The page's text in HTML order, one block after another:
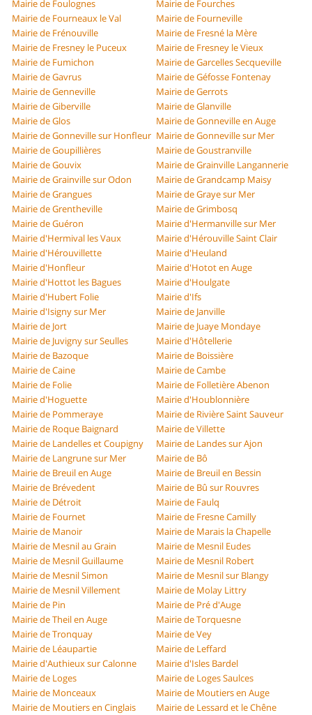
Mairie de Foulognes
Mairie de Fourches
Mairie de Fourneaux le Val
Mairie de Fourneville
Mairie de Frénouville
Mairie de Fresné la Mère
Mairie de Fresney le Puceux
Mairie de Fresney le Vieux
Mairie de Fumichon
Mairie de Garcelles Secqueville
Mairie de Gavrus
Mairie de Géfosse Fontenay
Mairie de Genneville
Mairie de Gerrots
Mairie de Giberville
Mairie de Glanville
Mairie de Glos
Mairie de Gonneville en Auge
Mairie de Gonneville sur Honfleur Mairie de Gonneville sur Mer
Mairie de Goupillières
Mairie de Goustranville
Mairie de Gouvix
Mairie de Grainville Langannerie
Mairie de Grainville sur Odon
Mairie de Grandcamp Maisy
Mairie de Grangues
Mairie de Graye sur Mer
Mairie de Grentheville
Mairie de Grimbosq
Mairie de Guéron
Mairie d'Hermanville sur Mer
Mairie d'Hermival les Vaux
Mairie d'Hérouville Saint Clair
Mairie d'Hérouvillette
Mairie d'Heuland
Mairie d'Honfleur
Mairie d'Hotot en Auge
Mairie d'Hottot les Bagues
Mairie d'Houlgate
Mairie d'Hubert Folie
Mairie d'Ifs
Mairie d'Isigny sur Mer
Mairie de Janville
Mairie de Jort
Mairie de Juaye Mondaye
Mairie de Juvigny sur Seulles
Mairie d'Hôtellerie
Mairie de Bazoque
Mairie de Boissière
Mairie de Caine
Mairie de Cambe
Mairie de Folie
Mairie de Folletière Abenon
Mairie d'Hoguette
Mairie d'Houblonnière
Mairie de Pommeraye
Mairie de Rivière Saint Sauveur
Mairie de Roque Baignard
Mairie de Villette
Mairie de Landelles et Coupigny
Mairie de Landes sur Ajon
Mairie de Langrune sur Mer
Mairie de Bô
Mairie de Breuil en Auge
Mairie de Breuil en Bessin
Mairie de Brévedent
Mairie de Bû sur Rouvres
Mairie de Détroit
Mairie de Faulq
Mairie de Fournet
Mairie de Fresne Camilly
Mairie de Manoir
Mairie de Marais la Chapelle
Mairie de Mesnil au Grain
Mairie de Mesnil Eudes
Mairie de Mesnil Guillaume
Mairie de Mesnil Robert
Mairie de Mesnil Simon
Mairie de Mesnil sur Blangy
Mairie de Mesnil Villement
Mairie de Molay Littry
Mairie de Pin
Mairie de Pré d'Auge
Mairie de Theil en Auge
Mairie de Torquesne
Mairie de Tronquay
Mairie de Vey
Mairie de Léaupartie
Mairie de Leffard
Mairie d'Authieux sur Calonne
Mairie d'Isles Bardel
Mairie de Loges
Mairie de Loges Saulces
Mairie de Monceaux
Mairie de Moutiers en Auge
Mairie de Moutiers en Cinglais
Mairie de Lessard et le Chêne